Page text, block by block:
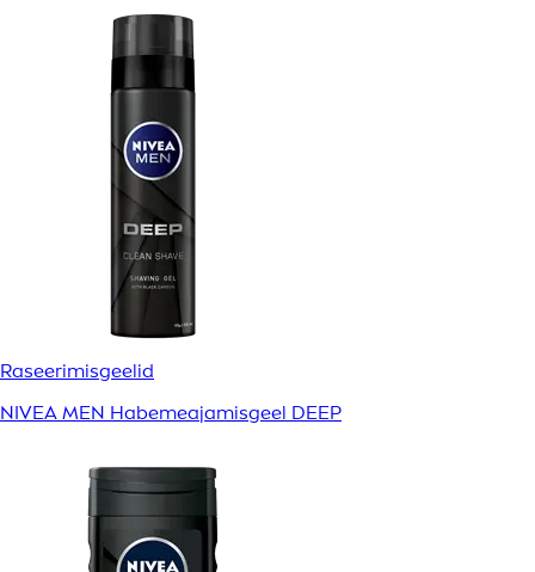
Raseerimisgeelid
NIVEA MEN Habemeajamisgeel DEEP